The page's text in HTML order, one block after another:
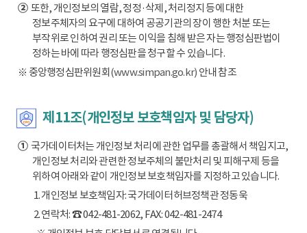
②또한, 개인정보의 열람, 정정·삭제, 처리정지 등에 대한
정보주체자의 요구에 대하여 공공기관의 장이 행한 처분 또는
부작위로 인하여 권리 또는 이익을 침해 받은 자는 행정심판법이
정하는 바에 따라 행정심판을 청구할 수 있습니다.
※ 중앙행정심판위원회(www.simpan.go.kr) 안내 참조
제11조(개인정보 보호책임자 및 담당자)
①국가데이터처는 개인정보 처리에 관한 업무를 총괄해서 책임지고,
개인정보 처리와 관련한 정보주체의 불만처리 및 피해구제 등을
위하여 아래와 같이 개인정보 보호책임자를 지정하고 있습니다.
1. 개인정보 보호책임자: 국가데이터허브정책관 정동욱
2. 연락처: ☎ 042-481-2062, FAX: 042-481-2474